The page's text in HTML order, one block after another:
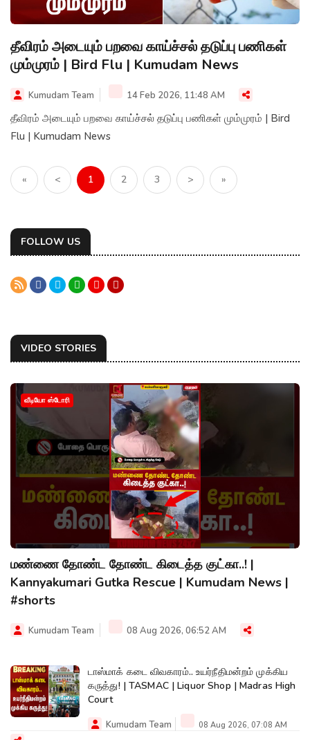
தீவிரம் அடையும் பறவை காய்ச்சல் தடுப்பு பணிகள்
மும்முரம் | Bird Flu | Kumudam News
Kumudam Team 14 Feb 2026, 11:48 AM
தீவிரம் அடையும் பறவை காய்ச்சல் தடுப்பு பணிகள் மும்முரம் | Bird
Flu | Kumudam News
« < 1 2 3 > »
FOLLOW US
VIDEO STORIES
வீடியோ ஸ்டோரி
மண்ணை தோண்ட தோண்ட கிடைத்த குட்கா..! |
Kannyakumari Gutka Rescue | Kumudam News |
#shorts
Kumudam Team 08 Aug 2026, 06:52 AM
டாஸ்மாக் கடை விவகாரம்.. உயர்நீதிமன்றம் முக்கிய
கருத்து! | TASMAC | Liquor Shop | Madras High
Court
Kumudam Team 08 Aug 2026, 07:08 AM